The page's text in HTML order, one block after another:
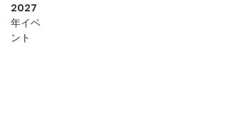
2027
年イベ
ント